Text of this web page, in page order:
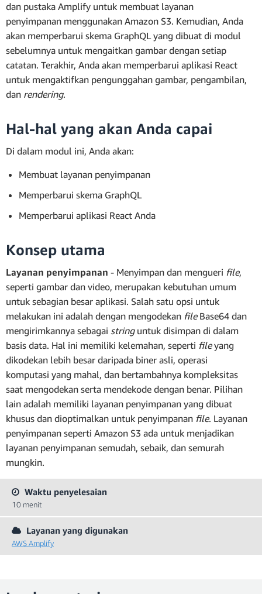
dan pustaka Amplify untuk membuat layanan
penyimpanan menggunakan Amazon S3. Kemudian, Anda
akan memperbarui skema GraphQL yang dibuat di modul
sebelumnya untuk mengaitkan gambar dengan setiap
catatan. Terakhir, Anda akan memperbarui aplikasi React
untuk mengaktifkan pengunggahan gambar, pengambilan,
dan rendering.
Hal-hal yang akan Anda capai
Di dalam modul ini, Anda akan:
Membuat layanan penyimpanan
Memperbarui skema GraphQL
Memperbarui aplikasi React Anda
Konsep utama
Layanan penyimpanan - Menyimpan dan mengueri file,
seperti gambar dan video, merupakan kebutuhan umum
untuk sebagian besar aplikasi. Salah satu opsi untuk
melakukan ini adalah dengan mengodekan fileBase64 dan
mengirimkannya sebagai stringuntuk disimpan di dalam
basis data. Hal ini memiliki kelemahan, seperti fileyang
dikodekan lebih besar daripada biner asli, operasi
komputasi yang mahal, dan bertambahnya kompleksitas
saat mengodekan serta mendekode dengan benar. Pilihan
lain adalah memiliki layanan penyimpanan yang dibuat
khusus dan dioptimalkan untuk penyimpanan file. Layanan
penyimpanan seperti Amazon S3 ada untuk menjadikan
layanan penyimpanan semudah, sebaik, dan semurah
mungkin.
Waktu penyelesaian
10 menit
Layanan yang digunakan
AWS Amplify